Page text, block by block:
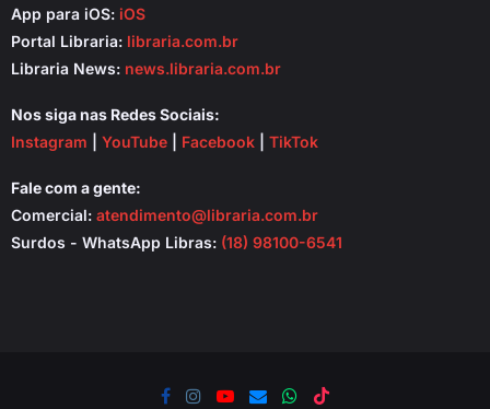
App para iOS: iOS
Portal Libraria: libraria.com.br
Libraria News: news.libraria.com.br
Nos siga nas Redes Sociais:
Instagram
YouTube Facebook TikTok
Fale com a gente:
Comercial: atendimento@libraria.com.br
Surdos - WhatsApp Libras: (18) 98100-6541